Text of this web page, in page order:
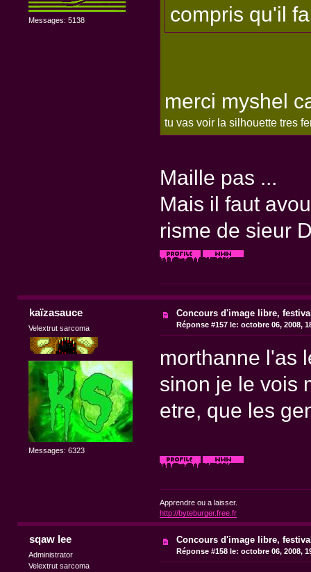
Messages: 5138
compris qu'il
merci myshel
tu vas voir la silhouette tres
Maille pas ...
Mais il faut
risme de sieur
kaïzasauce
Velextrut sarcoma
Messages: 6323
Concours d'image libre,
Réponse #157 le: octobre 06, 2008,
morthanne l'as
sinon je le vois
etre, que les
Apprendre ou a laisser.
http://byteburger.free.fr
sqaw lee
Administrator
Velextrut sarcoma
Concours d'image libre,
Réponse #158 le: octobre 06, 2008,